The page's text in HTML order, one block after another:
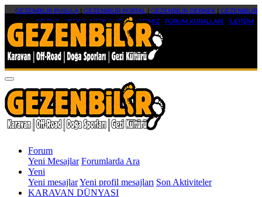
GEZENBİLİR PUSULA| GEZENBİLİR PORTAL| GEZENBİLİR DERNEK| GEZENBİLİR
MEDYA|SOSYAL MEDYA HESAPLARIMIZ FORUM KURALLARI İLETİŞİM
Forum
Yeni Mesajlar Forumlarda Ara
Yeni
Yeni mesajlarYeni profil mesajları Son Aktiviteler
KARAVAN DÜNYASI